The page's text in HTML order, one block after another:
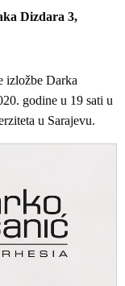
Dizdara 3,
izložbe Darka
godine u 19 sati u
u Sarajevu.